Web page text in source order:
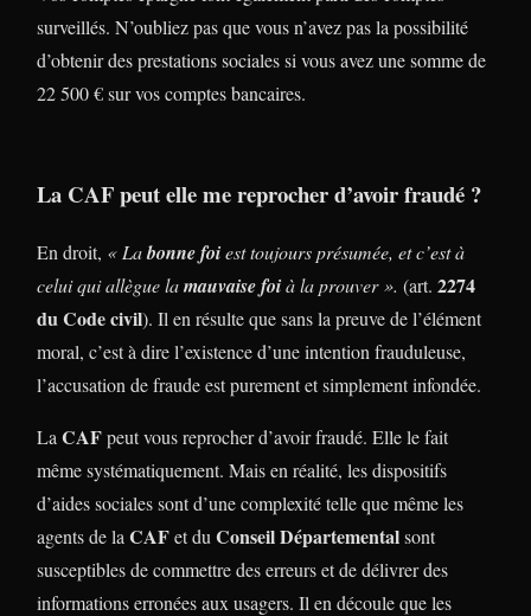
surveillés. N’oubliez pas que vous n’avez pas la possibilité
d’obtenir des prestations sociales si vous avez une somme de
22 500 € sur vos comptes bancaires.
La CAF peut elle me reprocher d’avoir fraudé ?
En droit, « Labonne foiest toujours présumée, et c’est à
celui qui allègue lamauvaise foià la prouver ». (art. 2274
du Code civil). Il en résulte que sans la preuve de l’élément
moral, c’est à dire l’existence d’une intention frauduleuse,
l’accusation de fraude est purement et simplement infondée.
La CAFpeut vous reprocher d’avoir fraudé. Elle le fait
même systématiquement. Mais en réalité, les dispositifs
d’aides sociales sont d’une complexité telle que même les
agents de la CAFet du Conseil Départementalsont
susceptibles de commettre des erreurs et de délivrer des
informations erronées aux usagers. Il en découle que les